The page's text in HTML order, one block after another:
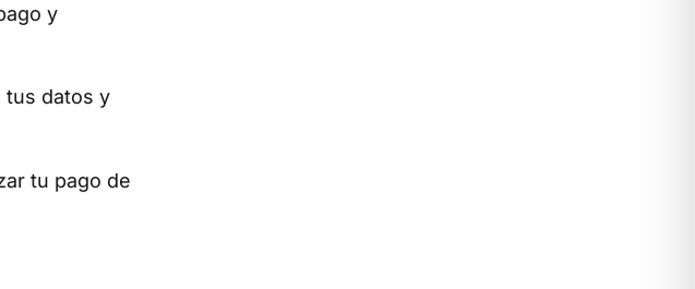
y
tus datos y
tu pago de